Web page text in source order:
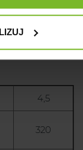
mogące
4,5
320